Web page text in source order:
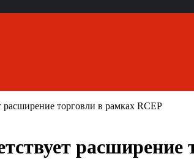
торговли в рамках RCEP
расширение